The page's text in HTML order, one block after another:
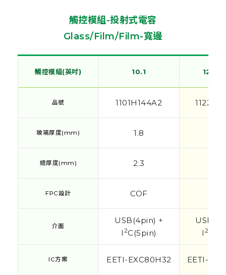
觸控模組-投射式電容
Glass/Film/Film-寬邊
觸控模組(英吋) 10.1 12.1
品號 1101H144A2
玻璃厚度(mm) 1.8
總厚度(mm) 2.3
FPC設計 COF
介面
USB(4pin) +
I 2C(5pin)
I 2
IC方案 EETI-EXC80H32 EETI-
觸控模組(英吋)
品號
玻璃厚度(mm)
總厚度(mm)
FPC設計
介面
IC方案
觸控模組(英吋)
觸控模組(英吋) 10.1 12.1